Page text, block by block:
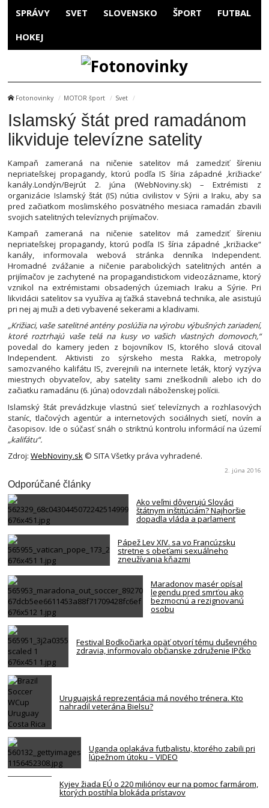
SPRÁVY SVET SLOVENSKO ŠPORT FUTBAL
HOKEJ
Fotonovinky MOTOR šport Svet
Islamský štát pred ramadánom
likviduje televízne satelity
Kampaň zameraná na ničenie satelitov má zamedziť šíreniu
nepriateľskej propagandy, ktorú podľa IS šíria západné ‚križiacke‘
kanály.Londýn/Bejrút 2. júna (WebNoviny.sk) – Extrémisti z
organizácie Islamský štát (IS) nútia civilistov v Sýrii a Iraku, aby sa
pred začiatkom moslimského posvätného mesiaca ramadán zbavili
svojich satelitných televíznych prijímačov.
Kampaň zameraná na ničenie satelitov má zamedziť šíreniu
nepriateľskej propagandy, ktorú podľa IS šíria západné „križiacke“
kanály, informovala webová stránka denníka Independent.
Hromadné zvážanie a ničenie parabolických satelitných antén a
prijímačov je zachytené na propagandistickom videozázname, ktorý
vznikol na extrémistami obsadených územiach Iraku a Sýrie. Pri
likvidácii satelitov sa využíva aj ťažká stavebná technika, ale asistujú
pri nej aj muži a deti vybavené sekerami a kladivami.
„Križiaci, vaše satelitné antény poslúžia na výrobu výbušných zariadení,
ktoré roztrhajú vaše telá na kusy vo vašich vlastných domovoch,“
povedal do kamery jeden z bojovníkov IS, ktorého slová citoval
Independent. Aktivisti zo sýrskeho mesta Rakka, metropoly
samozvaného kalifátu IS, zverejnili na internete leták, ktorý vyzýva
miestnych obyvateľov, aby satelity sami zneškodnili alebo ich do
začiatku ramadánu (6. júna) odovzdali náboženskej polícii.
Islamský štát prevádzkuje vlastnú sieť televíznych a rozhlasových
staníc, tlačových agentúr a internetových sociálnych sietí, novín a
časopisov. Ide o súčasť snáh o striktnú kontrolu informácií na území
„kalifátu“.
Zdroj: WebNoviny.sk © SITA Všetky práva vyhradené.
2. júna 2016
Odporúčané články
Ako veľmi dôverujú Slováci
štátnym inštitúciám? Najhoršie
dopadla vláda a parlament
Pápež Lev XIV. sa vo Francúzsku
stretne s obeťami sexuálneho
zneužívania kňazmi
Maradonov masér opísal
legendu pred smrťou ako
bezmocnú a rezignovanú
osobu
Festival Bodkočiarka opäť otvorí tému duševného
zdravia, informovalo občianske združenie IPčko
Uruguajská reprezentácia má nového trénera. Kto
nahradil veterána Bielsu?
Uganda oplakáva futbalistu, ktorého zabili pri
lúpežnom útoku – VIDEO
Kyjev žiada EÚ o 220 miliónov eur na pomoc farmárom,
ktorých postihla blokáda prístavov